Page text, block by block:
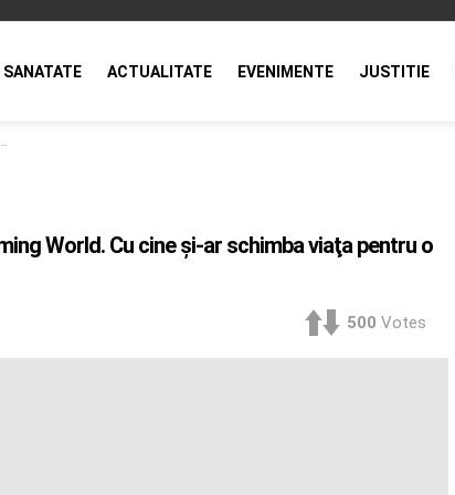
SANATATE ACTUALITATE EVENIMENTE JUSTITIE
World. Cu cine şi-ar schimba viaţa pentru o
500 Votes